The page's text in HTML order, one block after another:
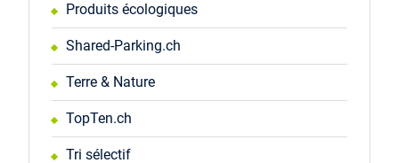
Produits écologiques
Shared-Parking.ch
Terre & Nature
TopTen.ch
Tri sélectif